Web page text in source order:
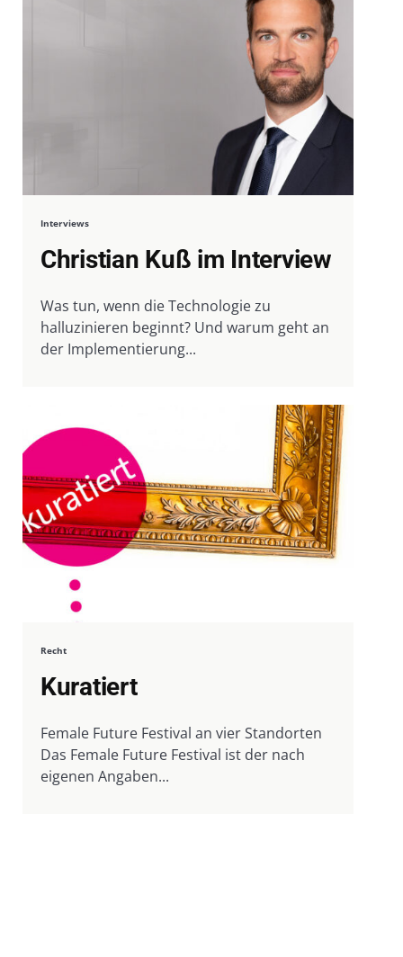
Interviews
Christian Kuß im Interview
Was tun, wenn die Technologie zu
halluzinieren beginnt? Und warum geht an
der Implementierung...
Recht
Kuratiert
Female Future Festival an vier Standorten
Das Female Future Festival ist der nach
eigenen Angaben...